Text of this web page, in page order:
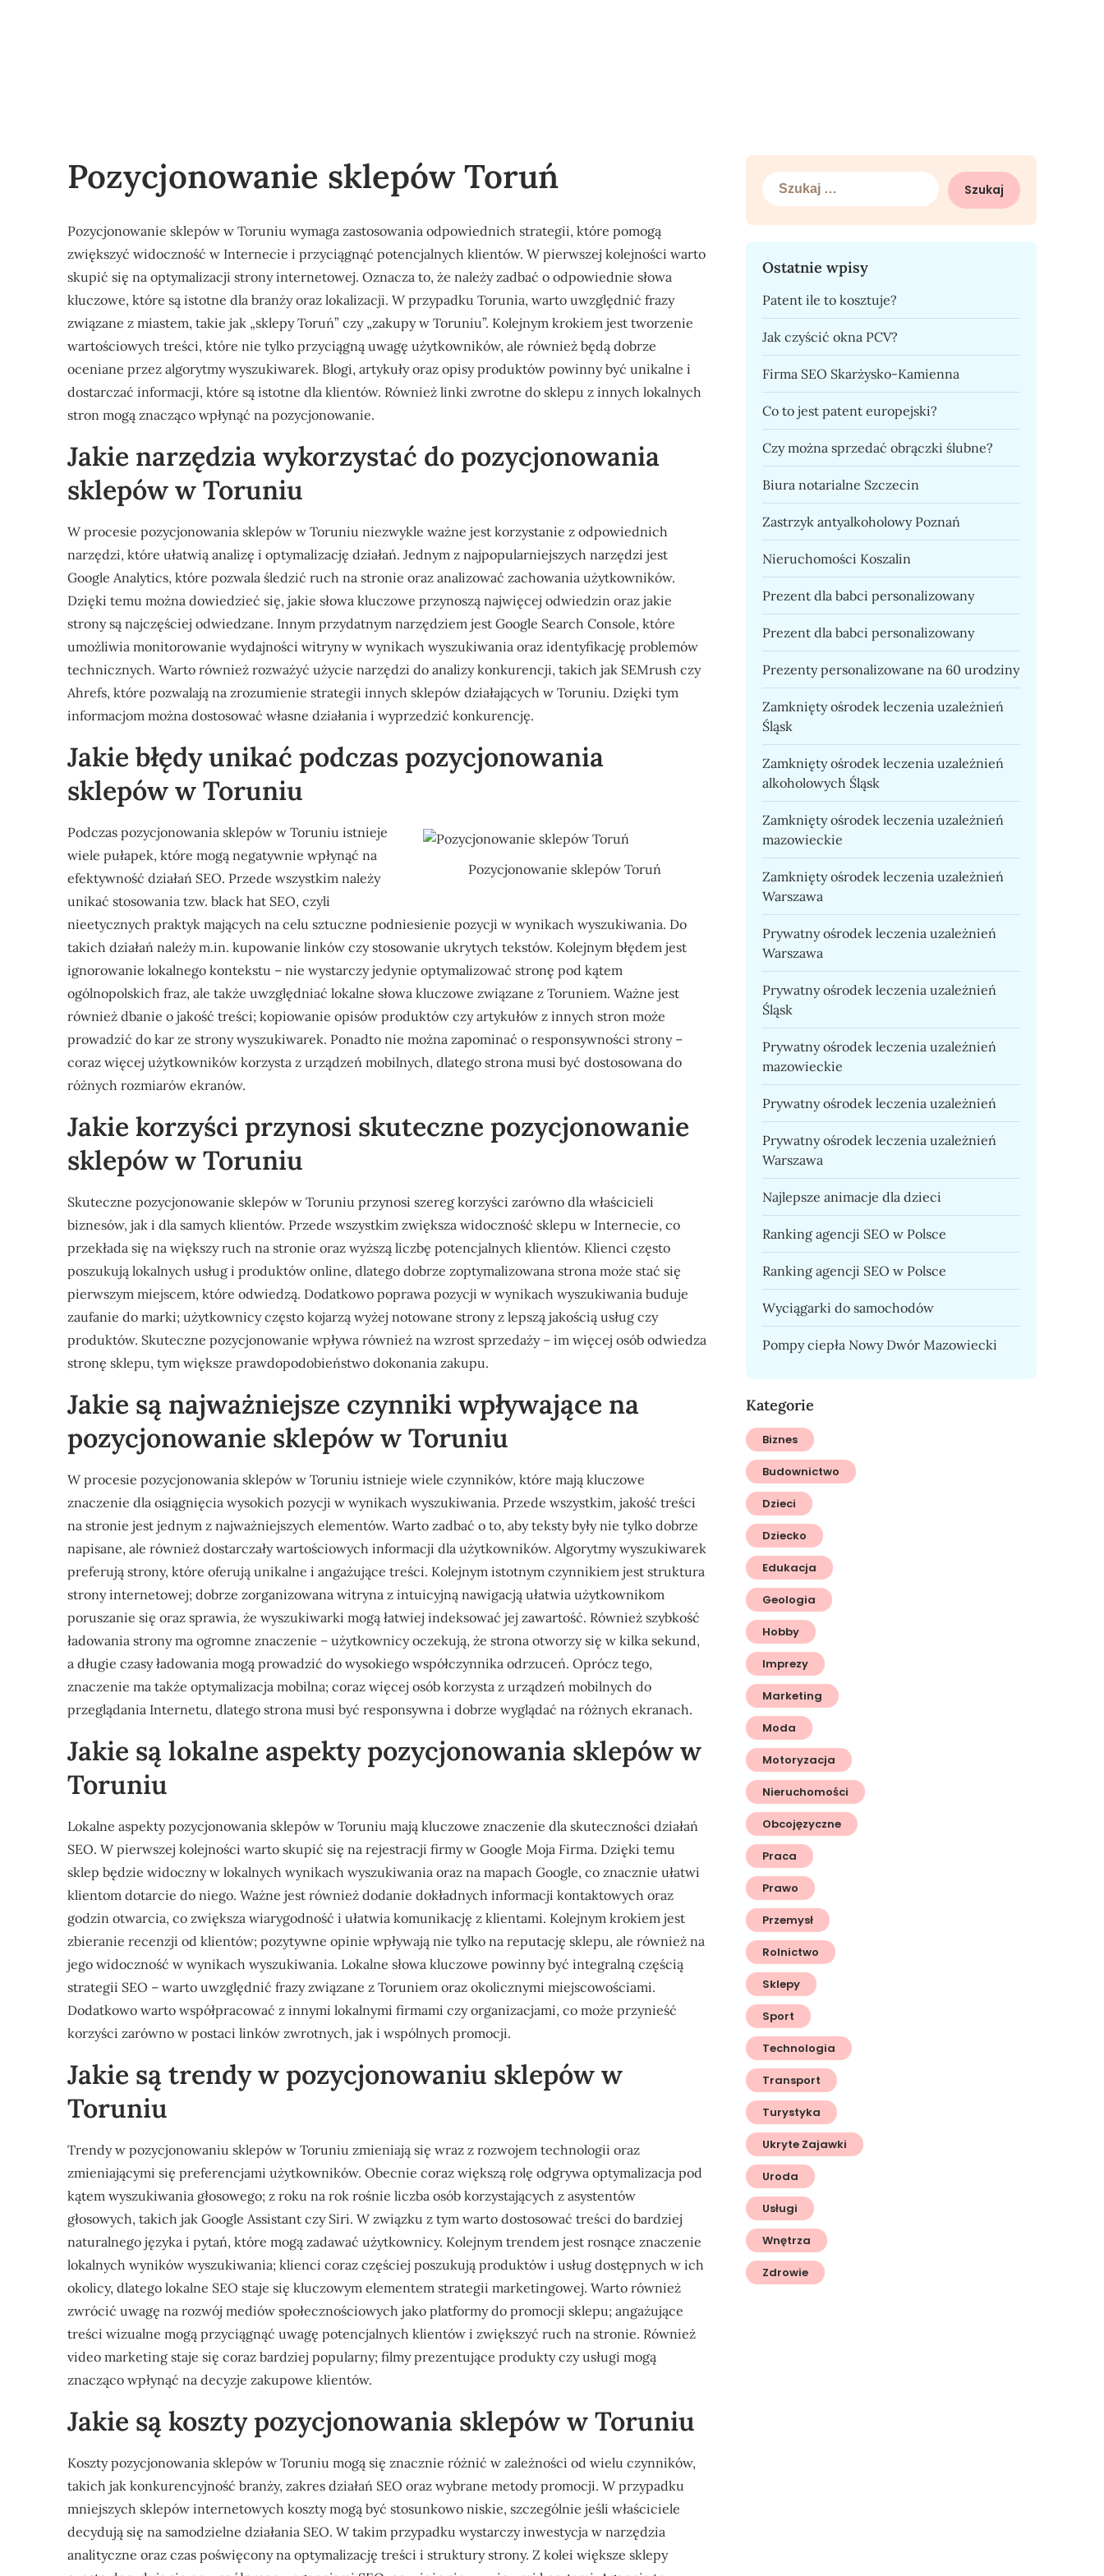
Pozycjonowanie sklepów Toruń
Pozycjonowanie sklepów w Toruniu wymaga zastosowania odpowiednich strategii, które pomogą
zwiększyć widoczność w Internecie i przyciągnąć potencjalnych klientów. W pierwszej kolejności warto
skupić się na optymalizacji strony internetowej. Oznacza to, że należy zadbać o odpowiednie słowa
kluczowe, które są istotne dla branży oraz lokalizacji. W przypadku Torunia, warto uwzględnić frazy
związane z miastem, takie jak „sklepy Toruń” czy „zakupy w Toruniu”. Kolejnym krokiem jest tworzenie
wartościowych treści, które nie tylko przyciągną uwagę użytkowników, ale również będą dobrze
oceniane przez algorytmy wyszukiwarek. Blogi, artykuły oraz opisy produktów powinny być unikalne i
dostarczać informacji, które są istotne dla klientów. Również linki zwrotne do sklepu z innych lokalnych
stron mogą znacząco wpłynąć na pozycjonowanie.
Jakie narzędzia wykorzystać do pozycjonowania
sklepów w Toruniu
W procesie pozycjonowania sklepów w Toruniu niezwykle ważne jest korzystanie z odpowiednich
narzędzi, które ułatwią analizę i optymalizację działań. Jednym z najpopularniejszych narzędzi jest
Google Analytics, które pozwala śledzić ruch na stronie oraz analizować zachowania użytkowników.
Dzięki temu można dowiedzieć się, jakie słowa kluczowe przynoszą najwięcej odwiedzin oraz jakie
strony są najczęściej odwiedzane. Innym przydatnym narzędziem jest Google Search Console, które
umożliwia monitorowanie wydajności witryny w wynikach wyszukiwania oraz identyfikację problemów
technicznych. Warto również rozważyć użycie narzędzi do analizy konkurencji, takich jak SEMrush czy
Ahrefs, które pozwalają na zrozumienie strategii innych sklepów działających w Toruniu. Dzięki tym
informacjom można dostosować własne działania i wyprzedzić konkurencję.
Jakie błędy unikać podczas pozycjonowania
sklepów w Toruniu
Pozycjonowanie sklepów Toruń
Podczas pozycjonowania sklepów w Toruniu istnieje
wiele pułapek, które mogą negatywnie wpłynąć na
efektywność działań SEO. Przede wszystkim należy
unikać stosowania tzw. black hat SEO, czyli
nieetycznych praktyk mających na celu sztuczne podniesienie pozycji w wynikach wyszukiwania. Do
takich działań należy m.in. kupowanie linków czy stosowanie ukrytych tekstów. Kolejnym błędem jest
ignorowanie lokalnego kontekstu – nie wystarczy jedynie optymalizować stronę pod kątem
ogólnopolskich fraz, ale także uwzględniać lokalne słowa kluczowe związane z Toruniem. Ważne jest
również dbanie o jakość treści; kopiowanie opisów produktów czy artykułów z innych stron może
prowadzić do kar ze strony wyszukiwarek. Ponadto nie można zapominać o responsywności strony –
coraz więcej użytkowników korzysta z urządzeń mobilnych, dlatego strona musi być dostosowana do
różnych rozmiarów ekranów.
Jakie korzyści przynosi skuteczne pozycjonowanie
sklepów w Toruniu
Skuteczne pozycjonowanie sklepów w Toruniu przynosi szereg korzyści zarówno dla właścicieli
biznesów, jak i dla samych klientów. Przede wszystkim zwiększa widoczność sklepu w Internecie, co
przekłada się na większy ruch na stronie oraz wyższą liczbę potencjalnych klientów. Klienci często
poszukują lokalnych usług i produktów online, dlatego dobrze zoptymalizowana strona może stać się
pierwszym miejscem, które odwiedzą. Dodatkowo poprawa pozycji w wynikach wyszukiwania buduje
zaufanie do marki; użytkownicy często kojarzą wyżej notowane strony z lepszą jakością usług czy
produktów. Skuteczne pozycjonowanie wpływa również na wzrost sprzedaży – im więcej osób odwiedza
stronę sklepu, tym większe prawdopodobieństwo dokonania zakupu.
Jakie są najważniejsze czynniki wpływające na
pozycjonowanie sklepów w Toruniu
W procesie pozycjonowania sklepów w Toruniu istnieje wiele czynników, które mają kluczowe
znaczenie dla osiągnięcia wysokich pozycji w wynikach wyszukiwania. Przede wszystkim, jakość treści
na stronie jest jednym z najważniejszych elementów. Warto zadbać o to, aby teksty były nie tylko dobrze
napisane, ale również dostarczały wartościowych informacji dla użytkowników. Algorytmy wyszukiwarek
preferują strony, które oferują unikalne i angażujące treści. Kolejnym istotnym czynnikiem jest struktura
strony internetowej; dobrze zorganizowana witryna z intuicyjną nawigacją ułatwia użytkownikom
poruszanie się oraz sprawia, że wyszukiwarki mogą łatwiej indeksować jej zawartość. Również szybkość
ładowania strony ma ogromne znaczenie – użytkownicy oczekują, że strona otworzy się w kilka sekund,
a długie czasy ładowania mogą prowadzić do wysokiego współczynnika odrzuceń. Oprócz tego,
znaczenie ma także optymalizacja mobilna; coraz więcej osób korzysta z urządzeń mobilnych do
przeglądania Internetu, dlatego strona musi być responsywna i dobrze wyglądać na różnych ekranach.
Jakie są lokalne aspekty pozycjonowania sklepów w
Toruniu
Lokalne aspekty pozycjonowania sklepów w Toruniu mają kluczowe znaczenie dla skuteczności działań
SEO. W pierwszej kolejności warto skupić się na rejestracji firmy w Google Moja Firma. Dzięki temu
sklep będzie widoczny w lokalnych wynikach wyszukiwania oraz na mapach Google, co znacznie ułatwi
klientom dotarcie do niego. Ważne jest również dodanie dokładnych informacji kontaktowych oraz
godzin otwarcia, co zwiększa wiarygodność i ułatwia komunikację z klientami. Kolejnym krokiem jest
zbieranie recenzji od klientów; pozytywne opinie wpływają nie tylko na reputację sklepu, ale również na
jego widoczność w wynikach wyszukiwania. Lokalne słowa kluczowe powinny być integralną częścią
strategii SEO – warto uwzględnić frazy związane z Toruniem oraz okolicznymi miejscowościami.
Dodatkowo warto współpracować z innymi lokalnymi firmami czy organizacjami, co może przynieść
korzyści zarówno w postaci linków zwrotnych, jak i wspólnych promocji.
Jakie są trendy w pozycjonowaniu sklepów w
Toruniu
Trendy w pozycjonowaniu sklepów w Toruniu zmieniają się wraz z rozwojem technologii oraz
zmieniającymi się preferencjami użytkowników. Obecnie coraz większą rolę odgrywa optymalizacja pod
kątem wyszukiwania głosowego; z roku na rok rośnie liczba osób korzystających z asystentów
głosowych, takich jak Google Assistant czy Siri. W związku z tym warto dostosować treści do bardziej
naturalnego języka i pytań, które mogą zadawać użytkownicy. Kolejnym trendem jest rosnące znaczenie
lokalnych wyników wyszukiwania; klienci coraz częściej poszukują produktów i usług dostępnych w ich
okolicy, dlatego lokalne SEO staje się kluczowym elementem strategii marketingowej. Warto również
zwrócić uwagę na rozwój mediów społecznościowych jako platformy do promocji sklepu; angażujące
treści wizualne mogą przyciągnąć uwagę potencjalnych klientów i zwiększyć ruch na stronie. Również
video marketing staje się coraz bardziej popularny; filmy prezentujące produkty czy usługi mogą
znacząco wpłynąć na decyzje zakupowe klientów.
Jakie są koszty pozycjonowania sklepów w Toruniu
Koszty pozycjonowania sklepów w Toruniu mogą się znacznie różnić w zależności od wielu czynników,
takich jak konkurencyjność branży, zakres działań SEO oraz wybrane metody promocji. W przypadku
mniejszych sklepów internetowych koszty mogą być stosunkowo niskie, szczególnie jeśli właściciele
decydują się na samodzielne działania SEO. W takim przypadku wystarczy inwestycja w narzędzia
analityczne oraz czas poświęcony na optymalizację treści i struktury strony. Z kolei większe sklepy
Szukaj:
Ostatnie wpisy
Patent ile to kosztuje?
Jak czyścić okna PCV?
Firma SEO Skarżysko-Kamienna
Co to jest patent europejski?
Czy można sprzedać obrączki ślubne?
Biura notarialne Szczecin
Zastrzyk antyalkoholowy Poznań
Nieruchomości Koszalin
Prezent dla babci personalizowany
Prezent dla babci personalizowany
Prezenty personalizowane na 60 urodziny
Zamknięty ośrodek leczenia uzależnień
Śląsk
Zamknięty ośrodek leczenia uzależnień
alkoholowych Śląsk
Zamknięty ośrodek leczenia uzależnień
mazowieckie
Zamknięty ośrodek leczenia uzależnień
Warszawa
Prywatny ośrodek leczenia uzależnień
Warszawa
Prywatny ośrodek leczenia uzależnień
Śląsk
Prywatny ośrodek leczenia uzależnień
mazowieckie
Prywatny ośrodek leczenia uzależnień
Prywatny ośrodek leczenia uzależnień
Warszawa
Najlepsze animacje dla dzieci
Ranking agencji SEO w Polsce
Ranking agencji SEO w Polsce
Wyciągarki do samochodów
Pompy ciepła Nowy Dwór Mazowiecki
Kategorie
Biznes
Budownictwo
Dzieci
Dziecko
Edukacja
Geologia
Hobby
Imprezy
Marketing
Moda
Motoryzacja
Nieruchomości
Obcojęzyczne
Praca
Prawo
Przemysł
Rolnictwo
Sklepy
Sport
Technologia
Transport
Turystyka
Ukryte Zajawki
Uroda
Usługi
Wnętrza
Zdrowie